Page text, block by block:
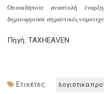
Οποιαδήποτε αναστολή
δημιουργούσε σημαντικές
Πηγή: TAXHEAVEN
Ετικέτες: λογιστικα